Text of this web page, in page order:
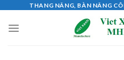
content
THANG NÂNG, BÀN NÂNG